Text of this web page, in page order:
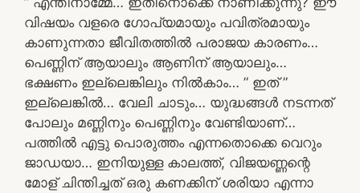
വിഷയം വളരെ ഗോപ്യമായും പവിത്രമായും
കാണുന്നതാ ജീവിതത്തിൽ പരാജയ കാരണം…
പെണ്ണിന് ആയാലും ആണിന് ആയാലും…
ഭക്ഷണം ഇല്ലെങ്കിലും നിൽകാം… ” ഇത് ”
ഇല്ലെങ്കിൽ… വേലി ചാടും… യുദ്ധങ്ങൾ നടന്നത്
പോലും മണ്ണിനും പെണ്ണിനും വേണ്ടിയാണ്…
പത്തിൽ എട്ടു പൊരുത്തം എന്നതൊക്കെ വെറും
ജാഡയാ… ഇനിയുള്ള കാലത്ത്, വിജയണ്ണന്റെ
മോള് ചിന്തിച്ചത് ഒരു കണക്കിന് ശരിയാ എന്നാ